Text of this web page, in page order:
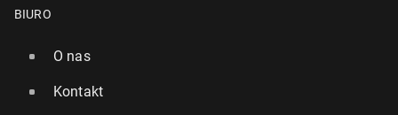
BIURO
O nas
Kontakt